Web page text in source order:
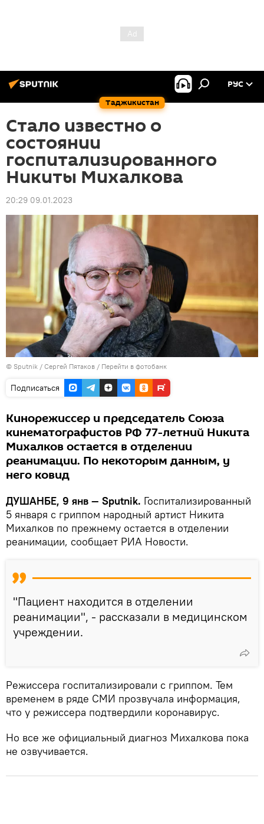
Таджикистан
РУС
Стало известно о
состоянии
госпитализированного
Никиты Михалкова
20:29 09.01.2023
© Sputnik / Сергей Пятаков / Перейти в фотобанк
Подписаться
Кинорежиссер и председатель Союза
кинематографистов РФ 77-летний Никита
Михалков остается в отделении
реанимации. По некоторым данным, у
него ковид
ДУШАНБЕ, 9 янв — Sputnik. Госпитализированный
5 января с гриппом народный артист Никита
Михалков по прежнему остается в отделении
реанимации, сообщает РИА Новости.
"Пациент находится в отделении
реанимации", - рассказали в медицинском
учреждении.
Режиссера госпитализировали с гриппом. Тем
временем в ряде СМИ прозвучала информация,
что у режиссера подтвердили коронавирус.
Но все же официальный диагноз Михалкова пока
не озвучивается.